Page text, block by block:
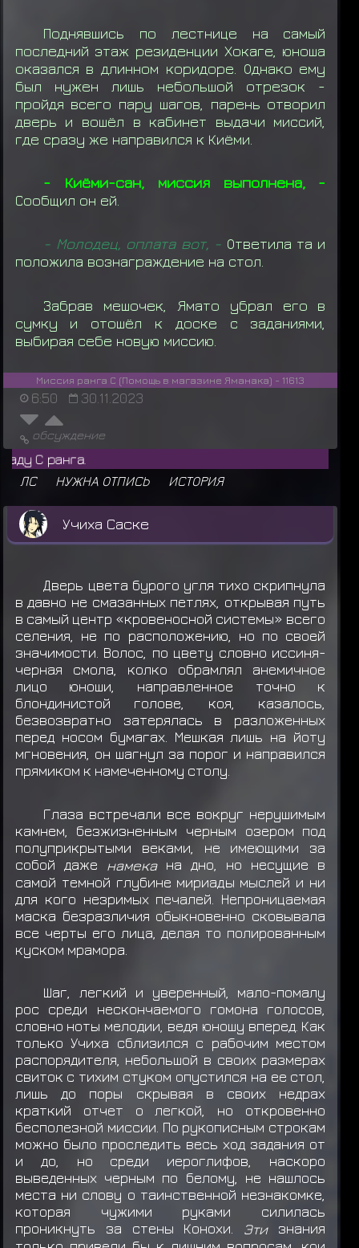
Поднявшись по лестнице на самый
последний этаж резиденции Хокаге, юноша
оказался в длинном коридоре. Однако ему
был нужен лишь небольшой отрезок -
пройдя всего пару шагов, парень отворил
дверь и вошёл в кабинет выдачи миссий,
где сразу же направился к Киёми.
- Киёми-сан, миссия выполнена, -
Сообщил он ей.
- Молодец, оплата вот, - Ответила та и
положила вознаграждение на стол.
Забрав мешочек, Ямато убрал его в
сумку и отошёл к доске с заданиями,
выбирая себе новую миссию.
Миссия ранга С (Помощь в магазине Яманака) - 11613
6:50 30.11.2023
обсуждение
ЛС
НУЖНА ОТПИСЬ ИСТОРИЯ
Учиха Саске
Дверь цвета бурого угля тихо скрипнула
в давно не смазанных петлях, открывая путь
в самый центр «кровеносной системы» всего
селения, не по расположению, но по своей
значимости. Волос, по цвету словно иссиня-
черная смола, колко обрамлял анемичное
лицо юноши, направленное точно к
блондинистой голове, коя, казалось,
безвозвратно затерялась в разложенных
перед носом бумагах. Мешкая лишь на йоту
мгновения, он шагнул за порог и направился
прямиком к намеченному столу.
Глаза встречали все вокруг нерушимым
камнем, безжизненным черным озером под
полуприкрытыми веками, не имеющими за
собой даже намекана дно, но несущие в
самой темной глубине мириады мыслей и ни
для кого незримых печалей. Непроницаемая
маска безразличия обыкновенно сковывала
все черты его лица, делая то полированным
куском мрамора.
Шаг, легкий и уверенный, мало-помалу
рос среди нескончаемого гомона голосов,
словно ноты мелодии, ведя юношу вперед. Как
только Учиха сблизился с рабочим местом
распорядителя, небольшой в своих размерах
свиток с тихим стуком опустился на ее стол,
лишь до поры скрывая в своих недрах
краткий отчет о легкой, но откровенно
бесполезной миссии. По рукописным строкам
можно было проследить весь ход задания от
и до, но среди иероглифов, наскоро
выведенных черным по белому, не нашлось
места ни слову о таинственной незнакомке,
которая чужими руками силилась
проникнуть за стены Конохи. Этизнания